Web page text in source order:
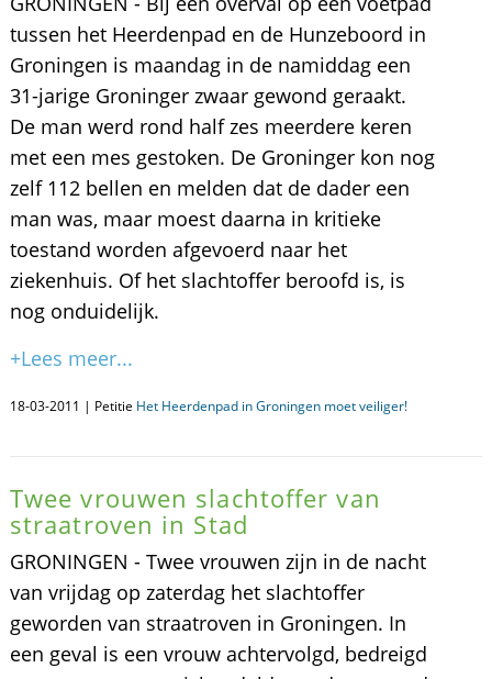
tussen het Heerdenpad en de Hunzeboord in
Groningen is maandag in de namiddag een
31-jarige Groninger zwaar gewond geraakt.
De man werd rond half zes meerdere keren
met een mes gestoken. De Groninger kon nog
zelf 112 bellen en melden dat de dader een
man was, maar moest daarna in kritieke
toestand worden afgevoerd naar het
ziekenhuis. Of het slachtoffer beroofd is, is
nog onduidelijk.
+Lees meer...
18-03-2011 | Petitie Het Heerdenpad in Groningen moet veiliger!
Twee vrouwen slachtoffer van
straatroven in Stad
GRONINGEN - Twee vrouwen zijn in de nacht
van vrijdag op zaterdag het slachtoffer
geworden van straatroven in Groningen. In
een geval is een vrouw achtervolgd, bedreigd